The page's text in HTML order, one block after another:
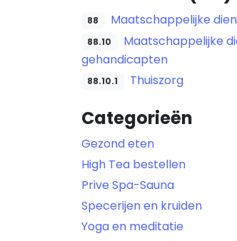
88 Maatschappelijke
88.10
Maatschappelijke
gehandicapten
88.10.1 Thuiszorg
Categorieën
Gezond eten
High Tea bestellen
Prive Spa-Sauna
Specerijen en kruiden
Yoga en meditatie